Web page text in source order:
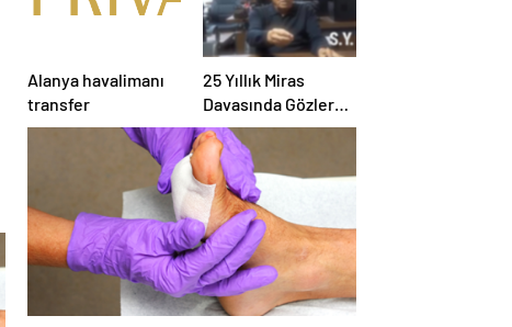
Alanya havalimanı
transfer
25 Yıllık Miras
Davasında Gözler
Temmuz Ayındaki
Karar Duruşmasına
Çevrildi